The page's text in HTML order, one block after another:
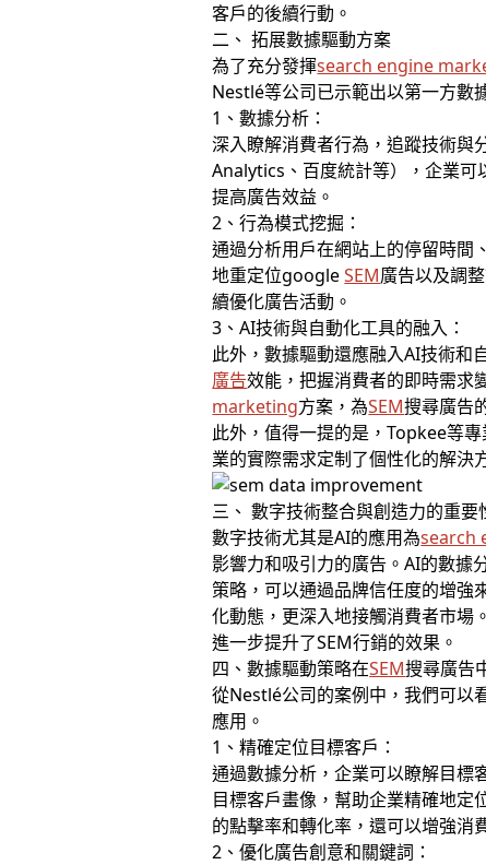
客戶的後續行動。
二、 拓展數據驅動方案
為了充分發揮search engine
Nestlé等公司已示範出以第一方數
1、數據分析：
深入瞭解消費者行為，追蹤技術
Analytics、百度統計等），企業可
提高廣告效益。
2、行為模式挖掘：
通過分析用戶在網站上的停留時間
地重定位googleSEM廣告以及調
續優化廣告活動。
3、AI技術與自動化工具的融入：
此外，數據驅動還應融入AI技術和
廣告效能，把握消費者的即時需求
marketing方案，為SEM搜尋廣告
此外，值得一提的是，Topkee等
業的實際需求定制了個性化的解決
三、 數字技術整合與創造力的重要
數字技術尤其是AI的應用為search
影響力和吸引力的廣告。AI的數據
策略，可以通過品牌信任度的增強
化動態，更深入地接觸消費者市場
進一步提升了SEM行銷的效果。
四、數據驅動策略在SEM搜尋廣告
從Nestlé公司的案例中，我們可以
應用。
1、精確定位目標客戶：
通過數據分析，企業可以瞭解目標
目標客戶畫像，幫助企業精確地
的點擊率和轉化率，還可以增強消
2、優化廣告創意和關鍵詞：